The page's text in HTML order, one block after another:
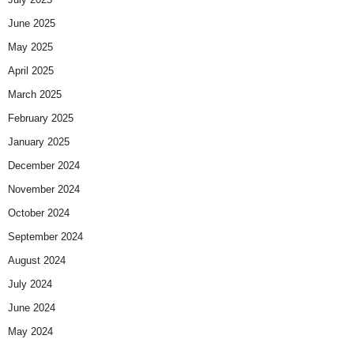
June 2025
May 2025
April 2025
March 2025
February 2025
January 2025
December 2024
November 2024
October 2024
September 2024
August 2024
July 2024
June 2024
May 2024